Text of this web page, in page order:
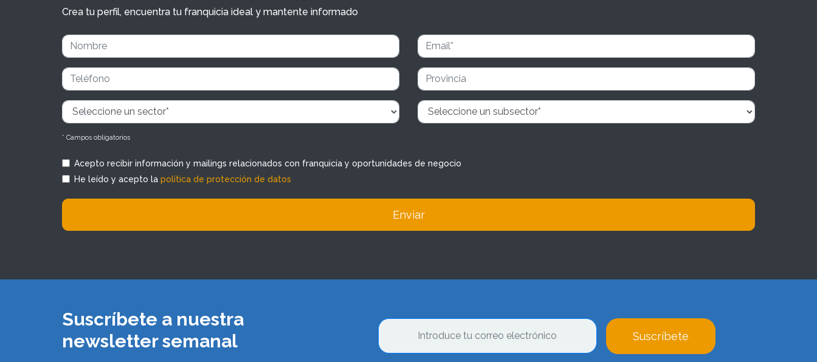
Crea tu perfil, encuentra tu franquicia ideal y mantente informado
* Campos obligatorios
Acepto recibir información y mailings relacionados con franquicia y oportunidades de negocio
He leído y acepto la política de protección de datos
Enviar
Suscríbete a nuestra
newsletter semanal
Suscríbete